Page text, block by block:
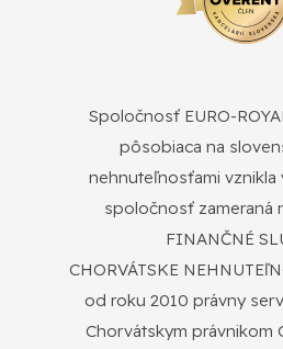
Spoločnosť EURO-
pôsobiaca na
nehnuteľnosťami vznikla
spoločnosť zameraná
FINANČNÉ
CHORVÁTSKE
od roku 2010 právny
Chorvátskym právnikom